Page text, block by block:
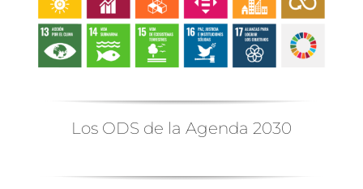
Los ODS de la Agenda 2030